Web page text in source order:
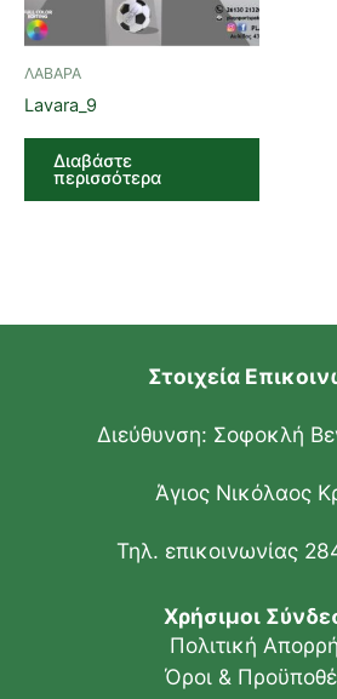
ΛΑΒΑΡΑ
Lavara_9
Διαβάστε
περισσότερα
Στοιχεία
Διεύθυνση: Σοφοκλή
Άγιος Νικόλαος
Τηλ. επικοινωνίας
Χρήσιμοι
Πολιτική
Όροι &